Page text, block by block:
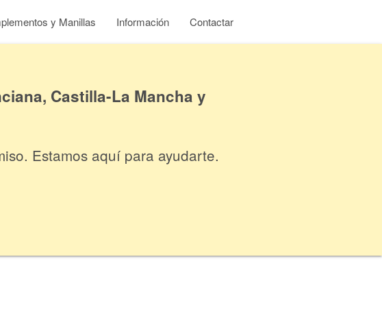
y Manillas Información Contactar
Castilla-La Mancha y
Estamos aquí para ayudarte.